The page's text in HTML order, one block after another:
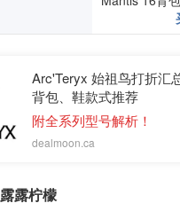
Arc'Teryx 始祖鸟打折汇
背包、鞋款式推荐
附全系列型号解析！
dealmoon.ca
露露柠檬